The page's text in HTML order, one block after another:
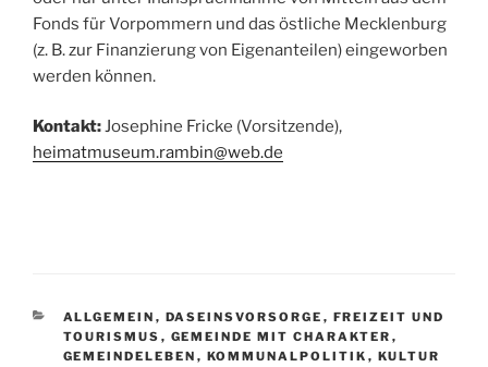
Fonds für Vorpommern und das östliche Mecklenburg
(z. B. zur Finanzierung von Eigenanteilen) eingeworben
werden können.
Kontakt:Josephine Fricke (Vorsitzende),
heimatmuseum.rambin@web.de
KATEGORIEN
ALLGEMEIN , DASEINSVORSORGE , FREIZEIT UND
TOURISMUS , GEMEINDE MIT CHARAKTER ,
GEMEINDELEBEN , KOMMUNALPOLITIK , KULTUR